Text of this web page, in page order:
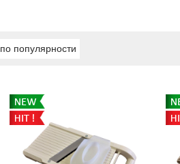
по популярности